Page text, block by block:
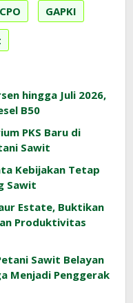
CPO GAPKI
hingga Juli 2026,
B50
PKS Baru di
Sawit
Kebijakan Tetap
Sawit
Estate, Buktikan
Produktivitas
Sawit Belayan
Menjadi Penggerak